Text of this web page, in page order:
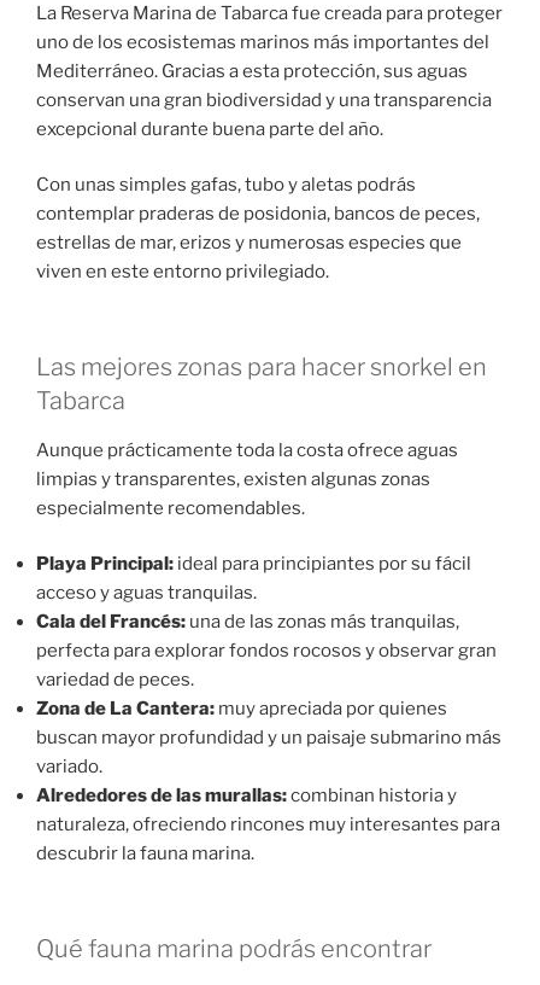
La Reserva Marina de Tabarca fue creada para proteger
uno de los ecosistemas marinos más importantes del
Mediterráneo. Gracias a esta protección, sus aguas
conservan una gran biodiversidad y una transparencia
excepcional durante buena parte del año.
Con unas simples gafas, tubo y aletas podrás
contemplar praderas de posidonia, bancos de peces,
estrellas de mar, erizos y numerosas especies que
viven en este entorno privilegiado.
Las mejores zonas para hacer snorkel en
Tabarca
Aunque prácticamente toda la costa ofrece aguas
limpias y transparentes, existen algunas zonas
especialmente recomendables.
Playa Principal: ideal para principiantes por su fácil
acceso y aguas tranquilas.
Cala del Francés: una de las zonas más tranquilas,
perfecta para explorar fondos rocosos y observar gran
variedad de peces.
Zona de La Cantera: muy apreciada por quienes
buscan mayor profundidad y un paisaje submarino más
variado.
Alrededores de las murallas:combinan historia y
naturaleza, ofreciendo rincones muy interesantes para
descubrir la fauna marina.
Qué fauna marina podrás encontrar